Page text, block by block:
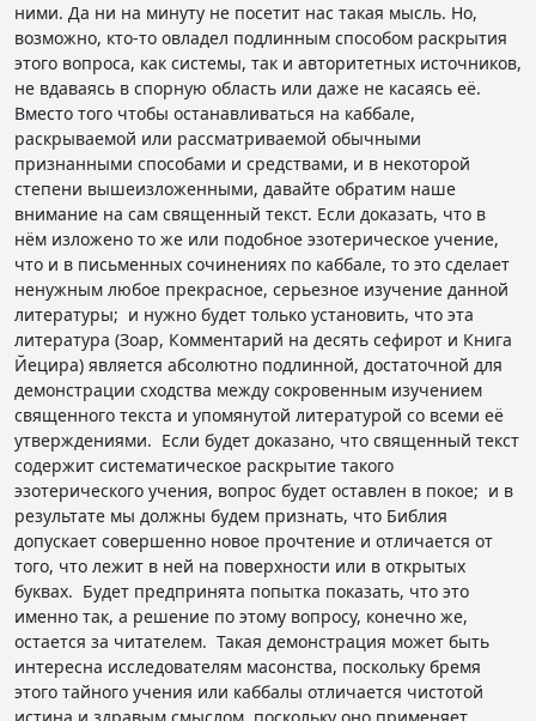
ними. Да ни на минуту не посетит нас такая мысль. Но,
возможно, кто-то овладел подлинным способом раскрытия
этого вопроса, как системы, так и авторитетных источников,
не вдаваясь в спорную область или даже не касаясь её.
Вместо того чтобы останавливаться на каббале,
раскрываемой или рассматриваемой обычными
признанными способами и средствами, и в некоторой
степени вышеизложенными, давайте обратим наше
внимание на сам священный текст. Если доказать, что в
нём изложено то же или подобное эзотерическое учение,
что и в письменных сочинениях по каббале, то это сделает
ненужным любое прекрасное, серьезное изучение данной
литературы; и нужно будет только установить, что эта
литература (Зоар, Комментарий на десять сефирот и Книга
Йецира) является абсолютно подлинной, достаточной для
демонстрации сходства между сокровенным изучением
священного текста и упомянутой литературой со всеми её
утверждениями. Если будет доказано, что священный текст
содержит систематическое раскрытие такого
эзотерического учения, вопрос будет оставлен в покое; и в
результате мы должны будем признать, что Библия
допускает совершенно новое прочтение и отличается от
того, что лежит в ней на поверхности или в открытых
буквах. Будет предпринята попытка показать, что это
именно так, а решение по этому вопросу, конечно же,
остается за читателем. Такая демонстрация может быть
интересна исследователям масонства, поскольку бремя
этого тайного учения или каббалы отличается чистотой